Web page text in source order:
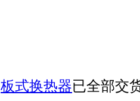
板式换热器已全部交